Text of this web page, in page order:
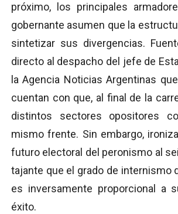
próximo, los principales
gobernante asumen que la
sintetizar sus divergencias.
directo al despacho del jefe de
la Agencia Noticias Argentinas
cuentan con que, al final de la
distintos sectores opositores
mismo frente. Sin embargo,
futuro electoral del peronismo al
tajante que el grado de internismo
es inversamente proporcional a
éxito.